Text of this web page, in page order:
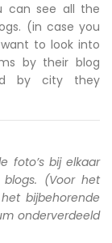
can see all the
(in case you
to look into
by their blog
by city they
foto’s bij elkaar
(Voor het
bijbehorende
onderverdeeld